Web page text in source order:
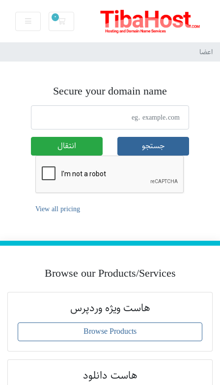
0
کارت خرید
اعضا
Secure your domain name
جستجو انتقال
View all pricing
Browse our Products/Services
هاست ویژه وردپرس
Browse Products
هاست دانلود